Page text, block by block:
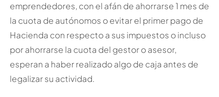
emprendedores, con el afán de ahorrarse 1 mes de
la cuota de autónomos o evitar el primer pago de
Hacienda con respecto a sus impuestos o incluso
por ahorrarse la cuota del gestor o asesor,
esperan a haber realizado algo de caja antes de
legalizar su actividad.